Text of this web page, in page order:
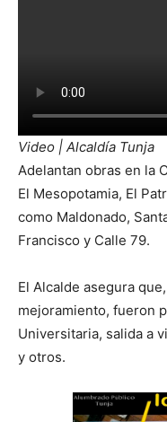
Video | Alcaldía Tunja
Adelantan obras en la
El Mesopotamia, El
como Maldonado,
Francisco y Calle 79.
El Alcalde asegura
mejoramiento, fueron
Universitaria, salida a
y otros.